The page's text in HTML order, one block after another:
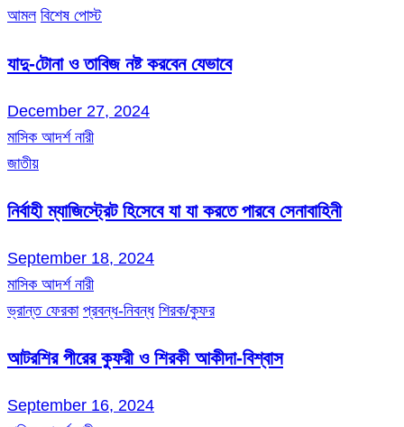
আমল বিশেষ পোস্ট
যাদু-টোনা ও তাবিজ নষ্ট করবেন যেভাবে
December 27, 2024
মাসিক আদর্শ নারী
জাতীয়
নির্বাহী ম্যাজিস্ট্রেট হিসেবে যা যা করতে পারবে সেনাবাহিনী
September 18, 2024
মাসিক আদর্শ নারী
ভ্রান্ত ফেরকা প্রবন্ধ-নিবন্ধ শিরক/কুফর
আটরশির পীরের কুফরী ও শিরকী আকীদা-বিশ্বাস
September 16, 2024